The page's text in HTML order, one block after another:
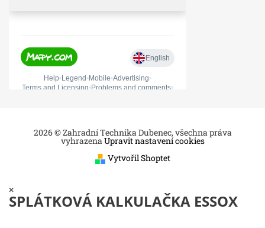
2026 © Zahradní Technika Dubenec, všechna práva
vyhrazenaUpravit nastavení cookies
Vytvořil Shoptet
×
SPLÁTKOVÁ KALKULAČKA ESSOX